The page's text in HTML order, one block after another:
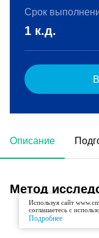
Описание
Метод
Клоттинговый
Срок
1 к.д.
Используя сайт
соглашаетесь с
Подробнее